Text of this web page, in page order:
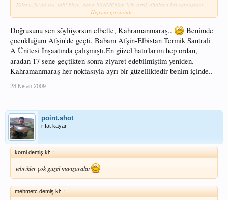
Kılavuzlu'da ise, tabi biraz daha büyüdüğüm için artık oltalara kavuşmuştum.
İnşaat alanı için çevirdiğimiz, girilmesi yasak olan yerleri de kullanabildiğimden,
çok büyüktür.
Yalnız bir noktayı da, çok özür dileyerek, düzeltmeme izin verin:
1973'den beri Kahramanmaraş
Hepsini görüntüle...
Doğrusunu sen söylüyorsun elbette, Kahramanmaraş..
Benimde
çocukluğum Afşin'de geçti. Babam Afşin-Elbistan Termik Santrali
A Ünitesi İnşaatında çalışmıştı.En güzel hatırlarım hep ordan,
aradan 17 sene geçtikten sonra ziyaret edebilmiştim yeniden.
Kahramanmaraş her noktasıyla ayrı bir güzelliktedir benim içinde..
28 Nisan 2009
point.shot
rıfat kayar
korni demiş ki: ↑
tebrikler çok güzel manzaralar
mehmetc demiş ki: ↑